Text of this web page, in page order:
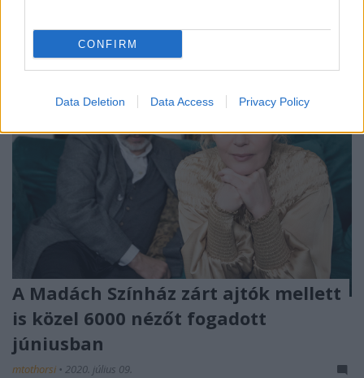
CONFIRM
Data Deletion Data Access Privacy Policy
A Madách Színház zárt ajtók mellett
is közel 6000 nézőt fogadott
júniusban
mtothorsi • 2020. július 09.